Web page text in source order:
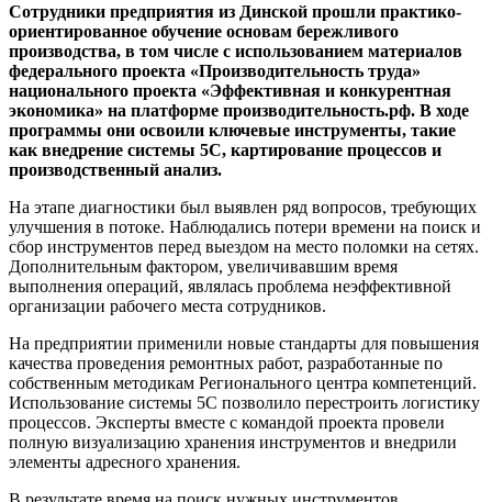
Сотрудники предприятия из Динской прошли практико-
ориентированное обучение основам бережливого
производства, в том числе с использованием материалов
федерального проекта «Производительность труда»
национального проекта «Эффективная и конкурентная
экономика» на платформе производительность.рф. В ходе
программы они освоили ключевые инструменты, такие
как внедрение системы 5С, картирование процессов и
производственный анализ.
На этапе диагностики был выявлен ряд вопросов, требующих
улучшения в потоке. Наблюдались потери времени на поиск и
сбор инструментов перед выездом на место поломки на сетях.
Дополнительным фактором, увеличивавшим время
выполнения операций, являлась проблема неэффективной
организации рабочего места сотрудников.
На предприятии применили новые стандарты для повышения
качества проведения ремонтных работ, разработанные по
собственным методикам Регионального центра компетенций.
Использование системы 5С позволило перестроить логистику
процессов. Эксперты вместе с командой проекта провели
полную визуализацию хранения инструментов и внедрили
элементы адресного хранения.